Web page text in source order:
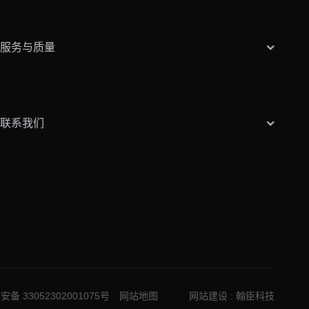
服务与质量
联系我们
备 33052302001075号 网站地图 网站建设 : 翰臣科技